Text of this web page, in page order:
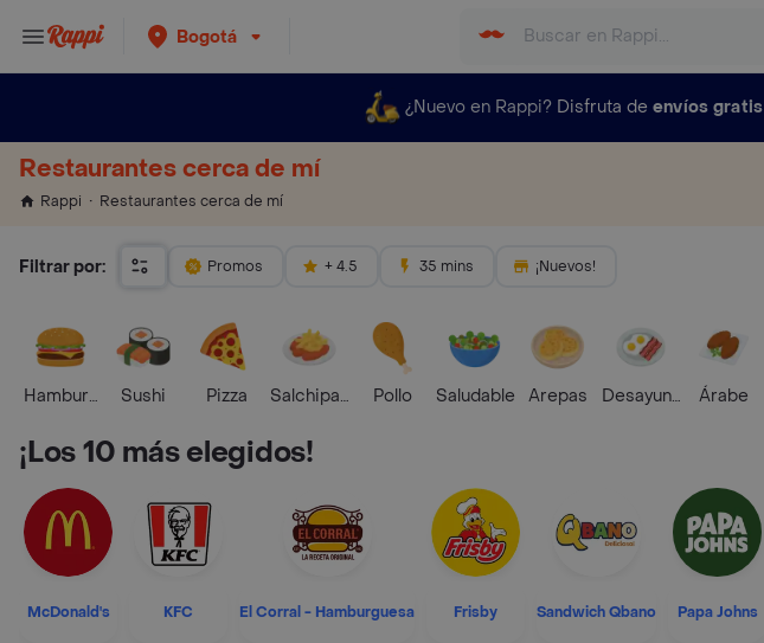
Bogotá
¿Nuevo en Rappi? Disfruta de envíos
Restaurantes cerca de mí
Rappi Restaurantes cerca de mí
Filtrar por: Promos + 4.5 35 mins ¡Nuevos!
HamburguesaSushi Pizza Salchipapas Pollo Saludable Arepas Desayunos Árabe
¡Los 10 más elegidos!
McDonald's KFC El Corral - Hamburguesa Frisby Sandwich Qbano Papa Johns